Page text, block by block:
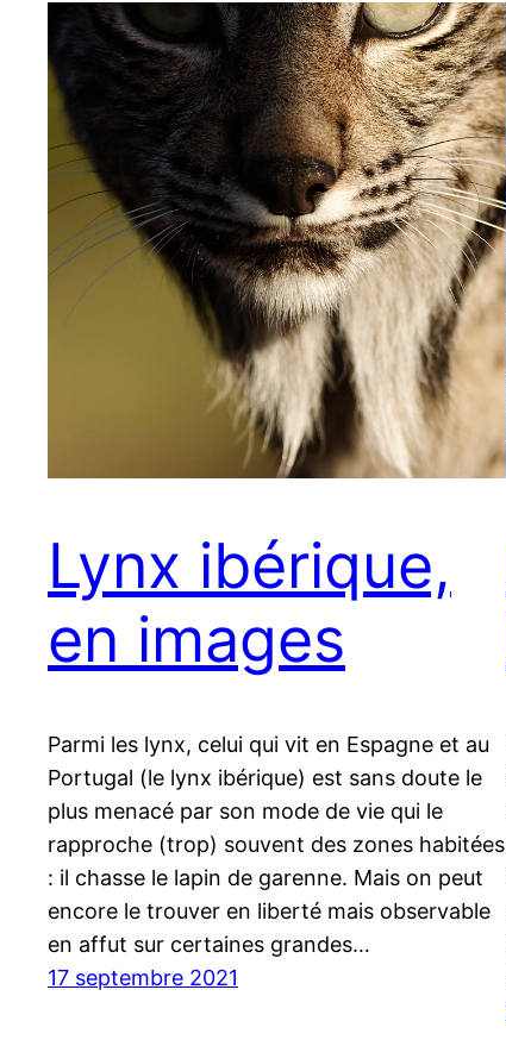
Lynx ibérique,
en images
Parmi les lynx, celui qui vit en Espagne et au
Portugal (le lynx ibérique) est sans doute le
plus menacé par son mode de vie qui le
rapproche (trop) souvent des zones habitées
: il chasse le lapin de garenne. Mais on peut
encore le trouver en liberté mais observable
en affut sur certaines grandes…
17 septembre 2021